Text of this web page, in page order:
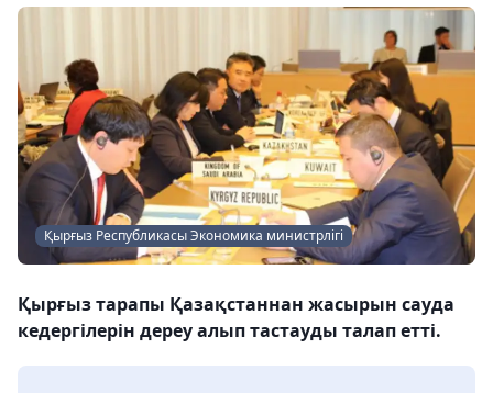
Қырғыз Республикасы Экономика министрлігі
Қырғыз тарапы Қазақстаннан жасырын сауда
кедергілерін дереу алып тастауды талап етті.